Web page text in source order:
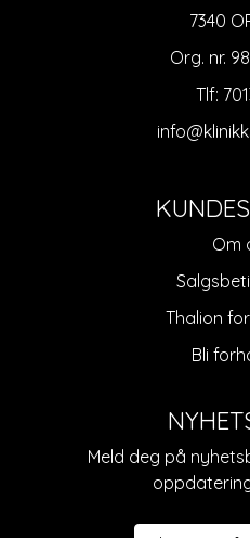
7340
Org. nr.
Tlf:
Om
Thalion
Bli
Meld deg på